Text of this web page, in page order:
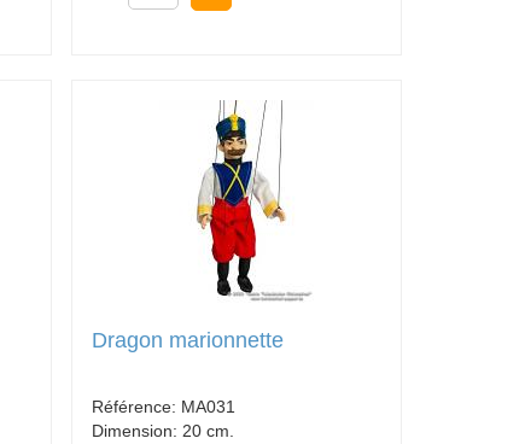
Dragon marionnette
Référence: MA031
Dimension: 20 cm.